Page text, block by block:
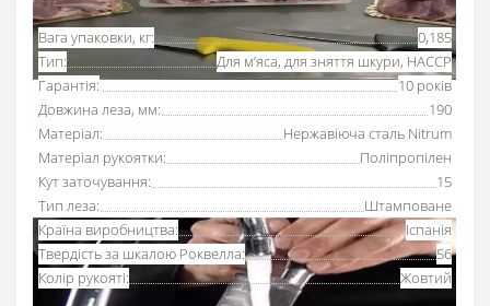
Основні характеристики Всі характеристики
Вага упаковки, кг:
0,185
Тип:
Для м’яса, для зняття шкури, HACCP
Гарантія:
10 років
Довжина леза, мм:
190
Матеріал:
Нержавіюча сталь Nitrum
Матеріал рукоятки:
Поліпропілен
Кут заточування:
15
Тип леза:
Штамповане
Країна виробництва:
Іспанія
Твердість за шкалою Роквелла:
56
Колір рукояті:
Жовтий